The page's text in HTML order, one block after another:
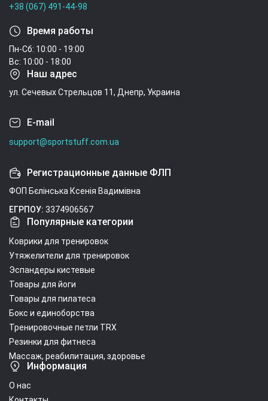
+38 (067) 491-44-98
Время работы
Пн-Сб: 10:00 - 19:00
Вс: 10:00 - 18:00
Наш адрес
ул. Сечевых Стрельцов 11, Днепр, Украина
E-mail
support@sportstuff.com.ua
Регистрационные данные ФЛП
ФОП Бєлінська Ксенія Вадимівна
ЕГРПОУ: 3374906567
Популярные категории
Коврики для тренировок
Утяжелители для тренировок
Эспандеры кистевые
Товары для йоги
Товары для пилатеса
Бокс и единоборства
Тренировочные петли TRX
Резинки для фитнеса
Массаж, реабилитация, здоровье
Информация
О нас